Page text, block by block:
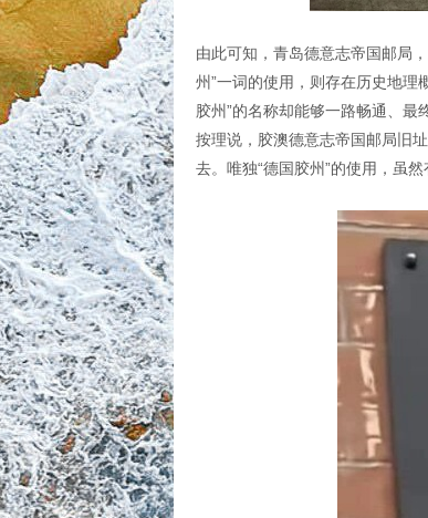
由此可知，青岛德意志帝国邮局
州”一词的使用，则存在历史地理
胶州”的名称却能够一路畅通、最
按理说，胶澳德意志帝国邮局旧
去。唯独“德国胶州”的使用，虽